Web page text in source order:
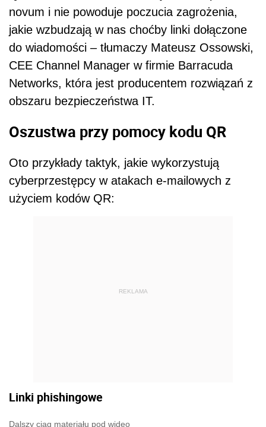
novum i nie powoduje poczucia zagrożenia,
jakie wzbudzają w nas choćby linki dołączone
do wiadomości – tłumaczy Mateusz Ossowski,
CEE Channel Manager w firmie Barracuda
Networks, która jest producentem rozwiązań z
obszaru bezpieczeństwa IT.
Oszustwa przy pomocy kodu QR
Oto przykłady taktyk, jakie wykorzystują
cyberprzestępcy w atakach e-mailowych z
użyciem kodów QR:
REKLAMA
Linki phishingowe
Dalszy ciąg materiału pod wideo